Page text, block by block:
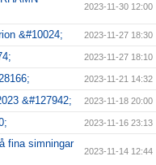
2023-11-30 12:00
&#10024; 2023-11-27 18:30
2023-11-27 18:10
2023-11-21 14:32
&#127942; 2023-11-18 20:00
2023-11-16 23:13
fina simningar
2023-11-14 12:44